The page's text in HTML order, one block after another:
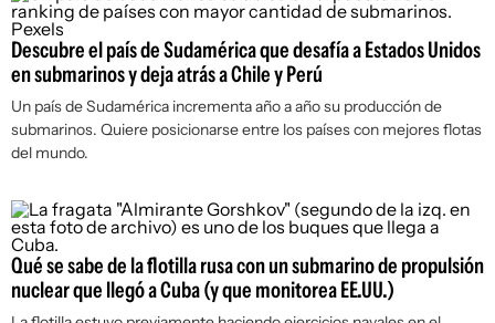
Descubre el país de Sudamérica que desafía a Estados Unidos
en submarinos y deja atrás a Chile y Perú
Un país de Sudamérica incrementa año a año su producción de
submarinos. Quiere posicionarse entre los países con mejores flotas
del mundo.
Qué se sabe de la flotilla rusa con un submarino de propulsión
nuclear que llegó a Cuba (y que monitorea EE.UU.)